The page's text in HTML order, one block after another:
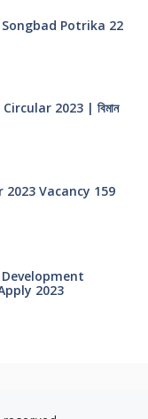
Potrika 22
2023 | বিমান
2023 Vacancy 159
2023